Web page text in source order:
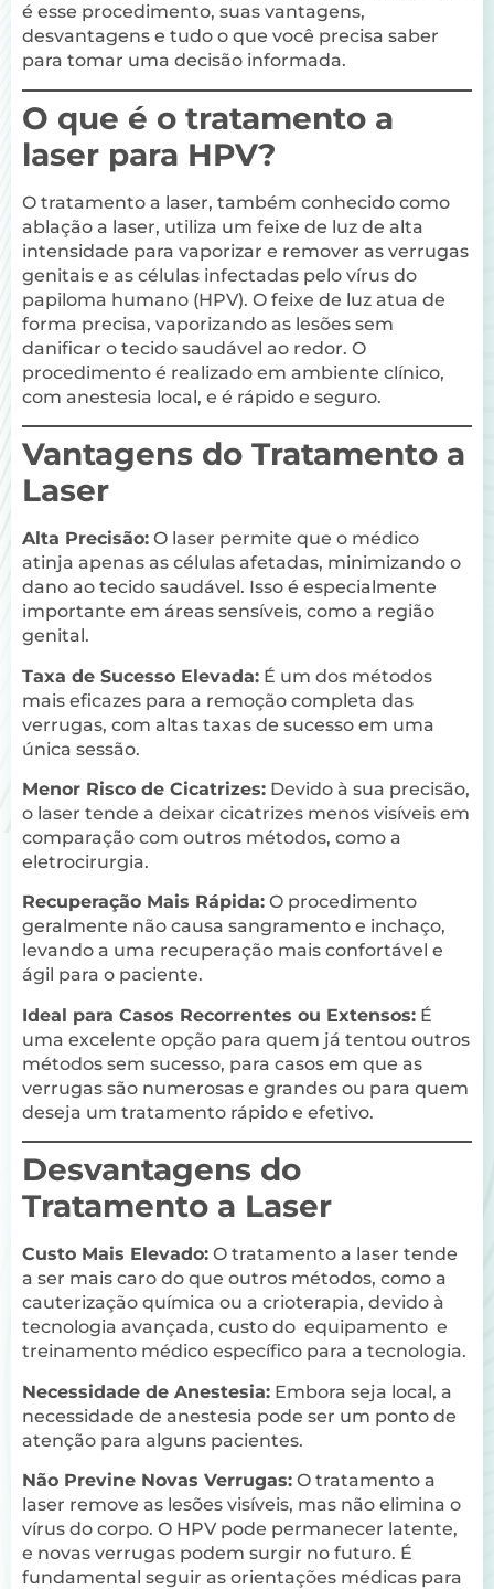
é esse procedimento, suas vantagens,
desvantagens e tudo o que você precisa saber
para tomar uma decisão informada.
O que é o tratamento a
laser para HPV?
O tratamento a laser, também conhecido como
ablação a laser, utiliza um feixe de luz de alta
intensidade para vaporizar e remover as verrugas
genitais e as células infectadas pelo vírus do
papiloma humano (HPV). O feixe de luz atua de
forma precisa, vaporizando as lesões sem
danificar o tecido saudável ao redor. O
procedimento é realizado em ambiente clínico,
com anestesia local, e é rápido e seguro.
Vantagens do Tratamento a
Laser
Alta Precisão: O laser permite que o médico
atinja apenas as células afetadas, minimizando o
dano ao tecido saudável. Isso é especialmente
importante em áreas sensíveis, como a região
genital.
Taxa de Sucesso Elevada: É um dos métodos
mais eficazes para a remoção completa das
verrugas, com altas taxas de sucesso em uma
única sessão.
Menor Risco de Cicatrizes: Devido à sua precisão,
o laser tende a deixar cicatrizes menos visíveis em
comparação com outros métodos, como a
eletrocirurgia.
Recuperação Mais Rápida: O procedimento
geralmente não causa sangramento e inchaço,
levando a uma recuperação mais confortável e
ágil para o paciente.
Ideal para Casos Recorrentes ou Extensos: É
uma excelente opção para quem já tentou outros
métodos sem sucesso, para casos em que as
verrugas são numerosas e grandes ou para quem
deseja um tratamento rápido e efetivo.
Desvantagens do
Tratamento a Laser
Custo Mais Elevado: O tratamento a laser tende
a ser mais caro do que outros métodos, como a
cauterização química ou a crioterapia, devido à
tecnologia avançada, custo do equipamento e
treinamento médico específico para a tecnologia.
Necessidade de Anestesia: Embora seja local, a
necessidade de anestesia pode ser um ponto de
atenção para alguns pacientes.
Não Previne Novas Verrugas: O tratamento a
laser remove as lesões visíveis, mas não elimina o
vírus do corpo. O HPV pode permanecer latente,
e novas verrugas podem surgir no futuro. É
fundamental seguir as orientações médicas para